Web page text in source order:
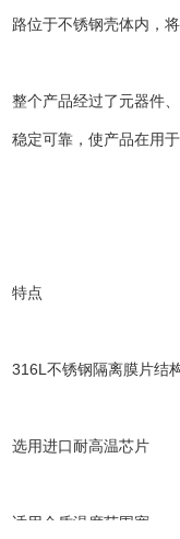
路位于不锈钢壳体内，
整个产品经过了元器件
稳定可靠，使产品在用
特点
316L不锈钢隔离膜片结
选用进口耐高温芯片
适用介质温度范围宽